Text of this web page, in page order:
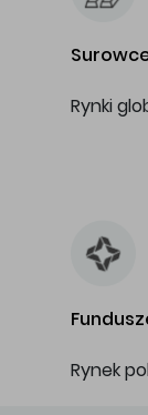
Rynki
Rynek